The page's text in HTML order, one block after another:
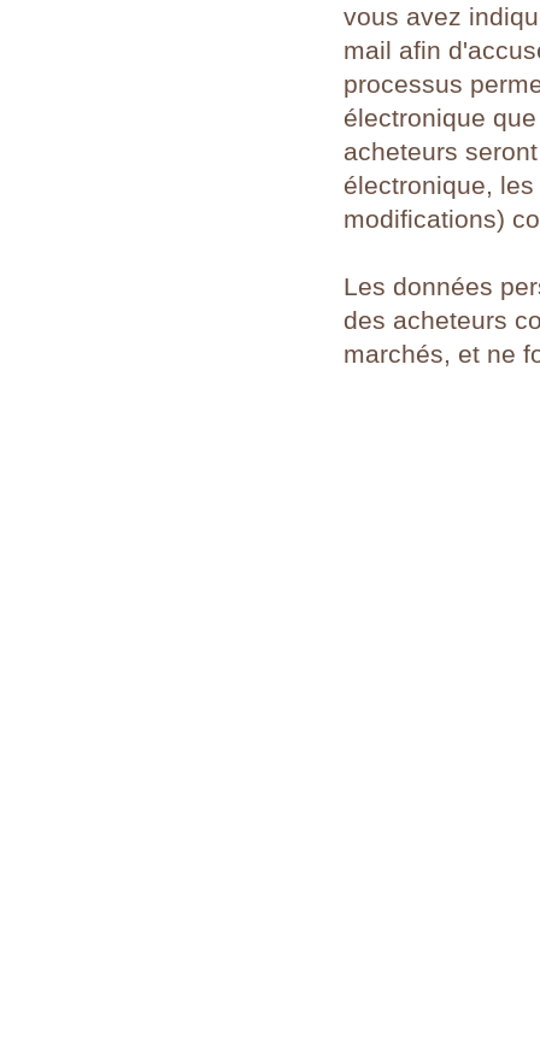
vous avez
mail afin
processus
électronique
acheteurs
électronique,
modifications)
Les données
des acheteurs
marchés, et ne